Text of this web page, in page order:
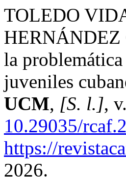
TOLEDO
HERNÁNDEZ
la
juveniles
UCM, [S. l.],
10.29035/
https://
2026.